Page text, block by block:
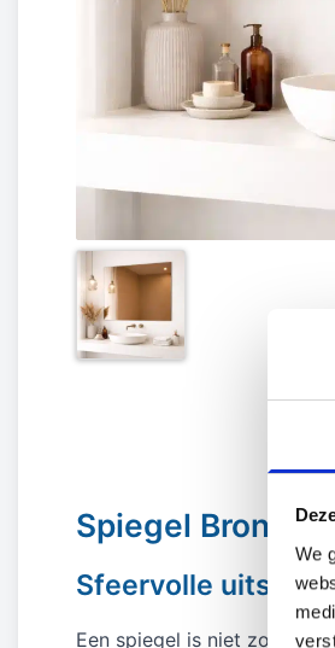
We
Spiegel Brons
Sfeervolle
Een spiegel is niet zomaar